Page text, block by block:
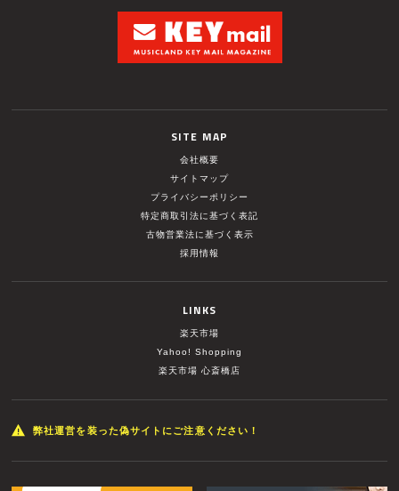
SITE MAP
会社概要
サイトマップ
プライバシーポリシー
特定商取引法に基づく表記
古物営業法に基づく表示
採用情報
LINKS
楽天市場
Yahoo! Shopping
楽天市場 心斎橋店
弊社運営を装った偽サイトにご注意ください！